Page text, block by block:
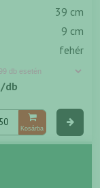
39 cm
9 cm
fehér
/db
Kosárba